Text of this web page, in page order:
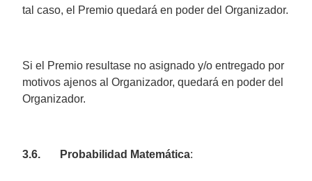
tal caso, el Premio quedará en poder del Organizador.
Si el Premio resultase no asignado y/o entregado por
motivos ajenos al Organizador, quedará en poder del
Organizador.
3.6. Probabilidad Matemática: